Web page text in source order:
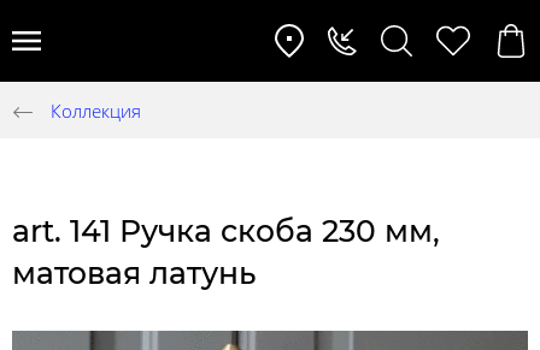
Коллекция
art. 141 Ручка скоба 230 мм,
матовая латунь